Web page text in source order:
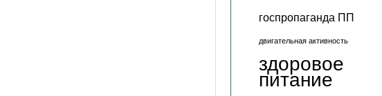
госпропаганда ПП
двигательная активность
здоровое
питание